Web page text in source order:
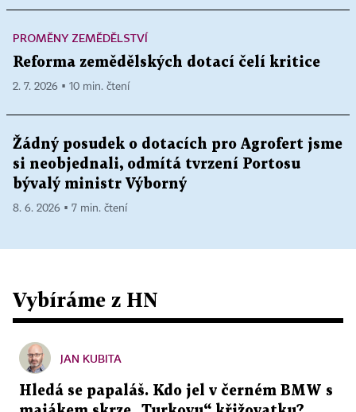
PROMĚNY ZEMĚDĚLSTVÍ
Reforma zemědělských dotací čelí kritice
2. 7. 2026 ▪ 10 min. čtení
Žádný posudek o dotacích pro Agrofert jsme
si neobjednali, odmítá tvrzení Portosu
bývalý ministr Výborný
8. 6. 2026 ▪ 7 min. čtení
Vybíráme z HN
JAN KUBITA
Hledá se papaláš. Kdo jel v černém BMW s